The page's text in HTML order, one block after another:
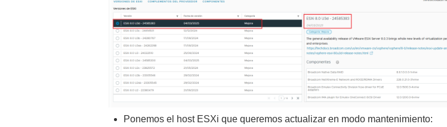
Ponemos el host ESXi que queremos actualizar en modo mantenimiento: